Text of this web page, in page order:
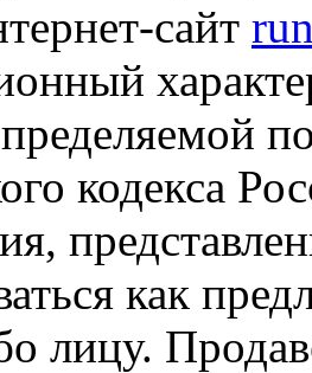
сайт
кодекса
как
лицу.